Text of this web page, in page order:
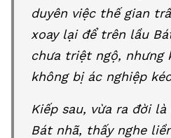
duyên việc thế gian
xoay lại để trên lầu
chưa triệt ngộ, nhưng
không bị ác nghiệp
Kiếp sau, vừa ra đời
Bát nhã, thấy nghe